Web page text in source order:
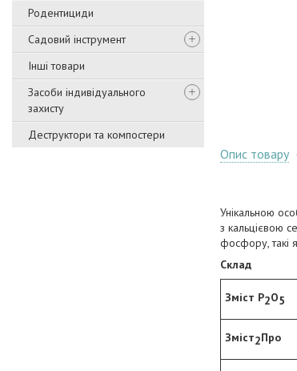
Родентициди
Садовий інструмент
Інші товари
Засоби індивідуального
захисту
Деструктори та компостери
Опис товару
Унікальною
з кальцієвою
фосфору, такі
Склад
Зміст Р2О5
Зміст2Про